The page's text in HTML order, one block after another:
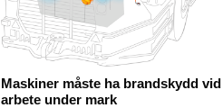
Maskiner måste ha brandskydd vid
arbete under mark